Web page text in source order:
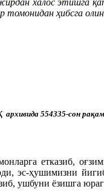
томонидан ҳибсга
554335-сон
етказиб,
эс-ҳушимизни
ушбуни ёзишга